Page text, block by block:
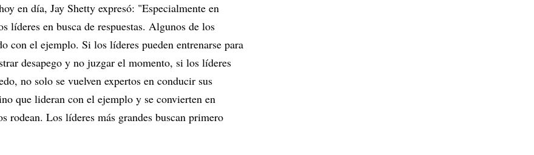
en día, Jay Shetty expresó: "Especialmente en
líderes en busca de respuestas. Algunos de los
con el ejemplo. Si los líderes pueden entrenarse para
desapego y no juzgar el momento, si los líderes
no solo se vuelven expertos en conducir sus
que lideran con el ejemplo y se convierten en
rodean. Los líderes más grandes buscan primero